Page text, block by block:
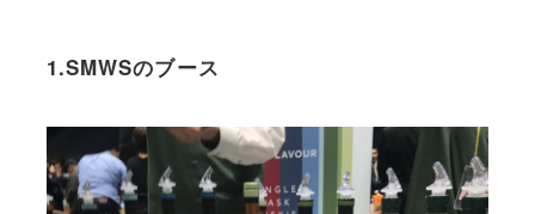
1.SMWSのブース